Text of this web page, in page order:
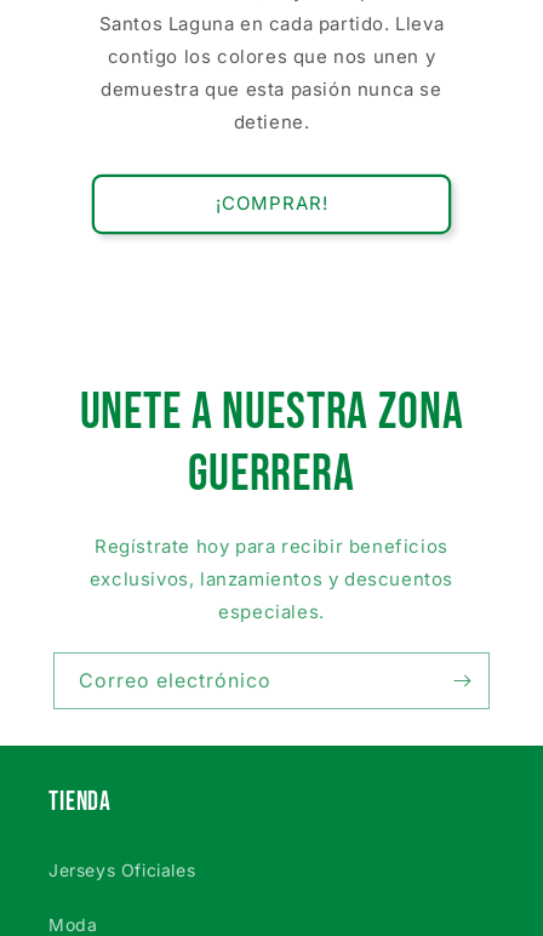
Santos Laguna en cada partido. Lleva
contigo los colores que nos unen y
demuestra que esta pasión nunca se
detiene.
¡COMPRAR!
UNETE A NUESTRA ZONA
GUERRera
Regístrate hoy para recibir beneficios
exclusivos, lanzamientos y descuentos
especiales.
Correo electrónico
TIENDA
Jerseys Oficiales
Moda